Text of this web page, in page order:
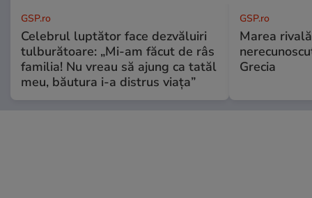
GSP.ro
Celebrul luptător face dezvăluiri
tulburătoare: „Mi-am făcut de râs
familia! Nu vreau să ajung ca tatăl
meu, băutura i-a distrus viața”
GSP.ro
Marea
Grecia